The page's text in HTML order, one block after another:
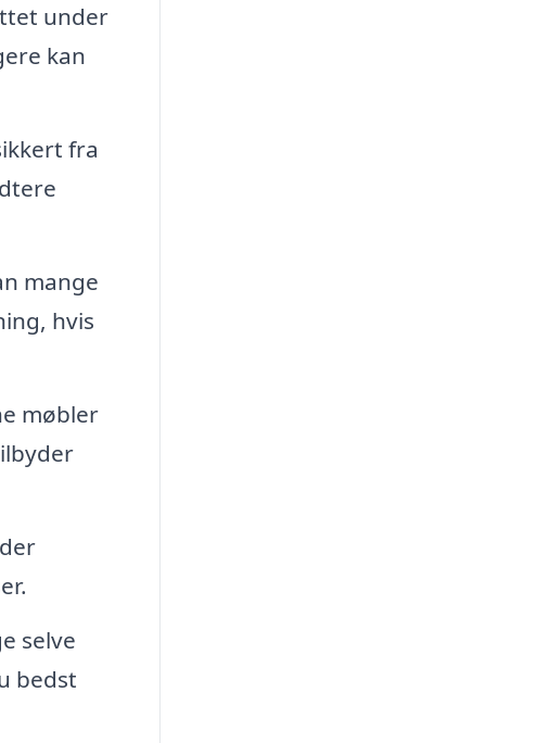
under
kan
fra
mange
hvis
møbler
selve
bedst